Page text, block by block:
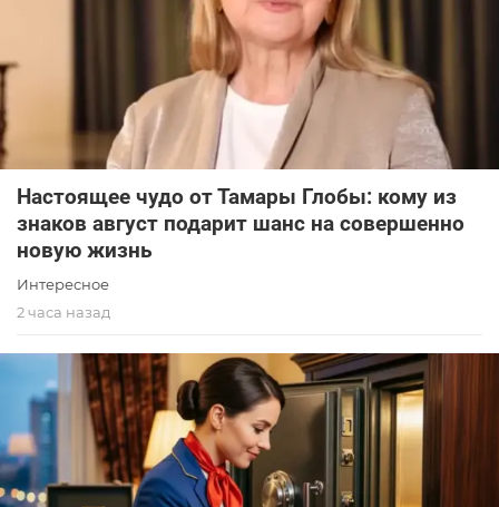
Настоящее чудо от Тамары Глобы: кому из
знаков август подарит шанс на совершенно
новую жизнь
Интересное
2 часа назад